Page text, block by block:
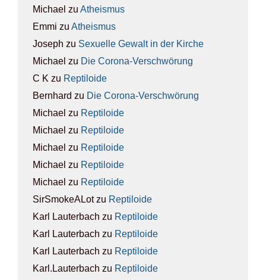
Michael zu Athe­is­mus
Emmi zu Athe­is­mus
Joseph zu Sexu­el­le Gewalt in der Kir­che
Michael zu Die Coro­na-Ver­schwö­rung
C K zu Rep­ti­lo­ide
Bernhard zu Die Coro­na-Ver­schwö­rung
Michael zu Rep­ti­lo­ide
Michael zu Rep­ti­lo­ide
Michael zu Rep­ti­lo­ide
Michael zu Rep­ti­lo­ide
Michael zu Rep­ti­lo­ide
SirSmokeALotzu Rep­ti­lo­ide
Karl Lauterbach zu Rep­ti­lo­ide
Karl Lauterbach zu Rep­ti­lo­ide
Karl Lauterbach zu Rep­ti­lo­ide
Karl.Lauterbach zu Rep­ti­lo­ide